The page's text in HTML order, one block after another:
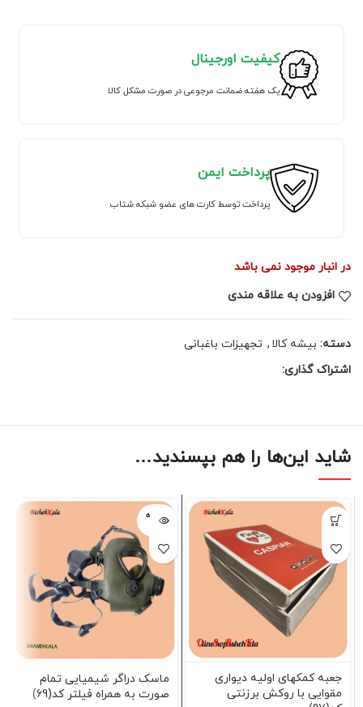
کیفیت اورجینال
یک هفته ضمانت مرجوعی در صورت مشکل کالا
پرداخت ایمن
پرداخت توسط کارت های عضو شبکه شتاب
در انبار موجود نمی باشد
افزودن به علاقه مندی
دسته: بیشه کالا , تجهیزات باغبانی
اشتراک گذاری:
شاید این‌ها را هم بپسندید…
جعبه کمکهای اولیه دیواری
مقوایی با روکش برزنتی
فروخته
شده
ماسک دراگر شیمیایی تمام
صورت به همراه فیلتر کد(69)